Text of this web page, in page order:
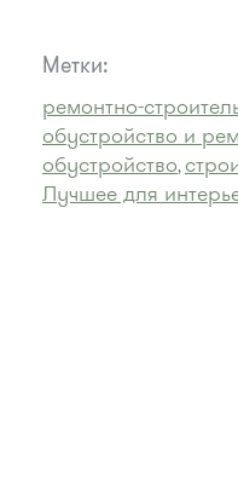
Метки:
ремонтно-
обустройство и
обустройство,
Лучшее для